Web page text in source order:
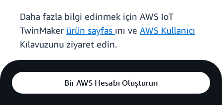
Daha fazla bilgi edinmek için AWS IoT
TwinMaker ürün sayfas ını ve AWS Kullanıcı
Kılavuzunu ziyaret edin.
Bir AWS Hesabı Oluşturun